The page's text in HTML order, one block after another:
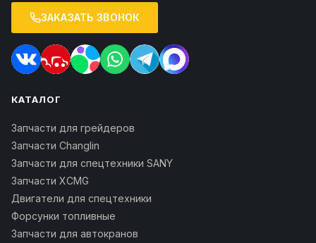
ЗАКАЗАТЬ ЗВОНОК
КАТАЛОГ
Запчасти для грейдеров
Запчасти Changlin
Запчасти для спецтехники SANY
Запчасти XCMG
Двигатели для спецтехники
Форсунки топливные
Запчасти для автокранов